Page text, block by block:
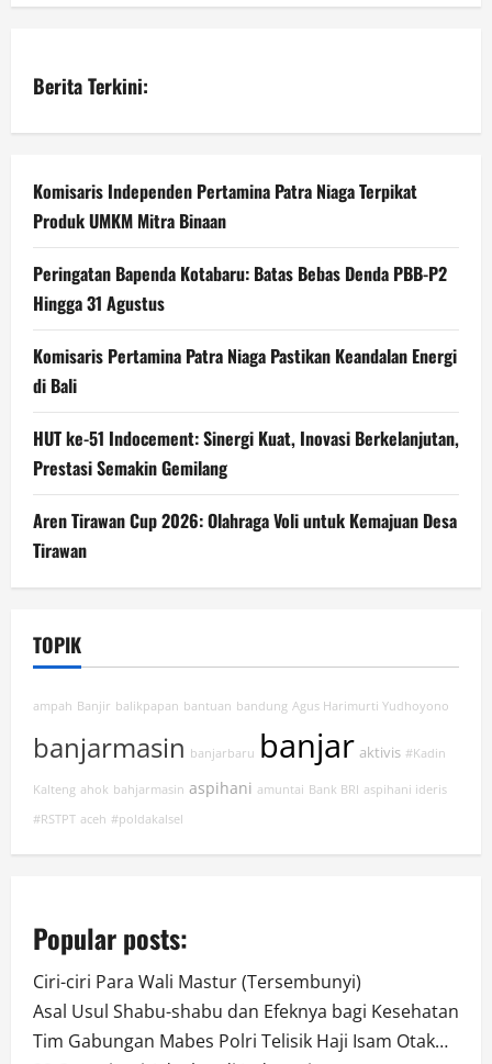
Berita Terkini:
Komisaris Independen Pertamina Patra Niaga Terpikat
Produk UMKM Mitra Binaan
Peringatan Bapenda Kotabaru: Batas Bebas Denda PBB-P2
Hingga 31 Agustus
Komisaris Pertamina Patra Niaga Pastikan Keandalan Energi
di Bali
HUT ke-51 Indocement: Sinergi Kuat, Inovasi Berkelanjutan,
Prestasi Semakin Gemilang
Aren Tirawan Cup 2026: Olahraga Voli untuk Kemajuan Desa
Tirawan
TOPIK
ampah Banjir balikpapan bantuan bandung Agus Harimurti Yudhoyono
banjarmasin banjarbaru banjar aktivis #Kadin
Kalteng ahok bahjarmasin aspihani amuntai Bank BRI aspihani ideris
#RSTPT aceh #poldakalsel
Popular posts:
Ciri-ciri Para Wali Mastur (Tersembunyi)
Asal Usul Shabu-shabu dan Efeknya bagi Kesehatan
Tim Gabungan Mabes Polri Telisik Haji Isam Otak…